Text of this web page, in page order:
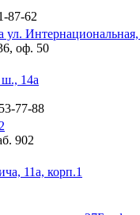
87-62
ул.
оф. 50
14а
77-88
902
11а, корп.1